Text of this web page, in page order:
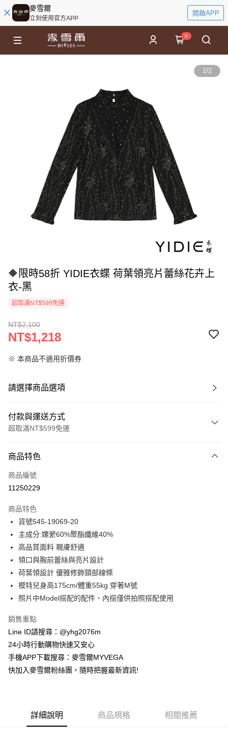
麥雪爾
立刻使用官方APP
開啟APP
0
1/2
🔶限時58折 YIDIE衣蝶 荷葉領亮片蕾絲花卉上
衣-黑
超取滿NT$599免運
NT$2,100
NT$1,218
※ 本商品不適用折價券
請選擇商品選項
付款與運送方式
超取滿NT$599免運
信用卡一次付款
信用卡分期付款
合作金庫商業銀行
華南商業銀行
上海商業儲蓄銀行
國泰世華商業銀行
臺灣中小企業銀行
匯豐（台灣）商業銀行
聯邦商業銀行
元大商業銀行
永豐商業銀行
玉山商業銀行
星展（台灣）商業銀行
台灣樂天信用卡公司
超商取貨付款
LINE Pay
Apple Pay
街口支付
貨到付款
運送方式
全家取貨付款
每筆NT$100，滿NT$599(含以上)免運費
商品特色
商品編號
11250229
商品特色
貨號545-19069-20
主成分:嫘縈60%聚酯纖維40%
高品質面料 親膚舒適
領口與胸前蕾絲與亮片設計
荷葉領設計 優雅修飾頸部線條
模特兒身高175cm/體重55kg 穿著M號
照片中Model搭配的配件、內搭僅供拍照搭配使用
銷售重點
Line ID請搜尋：@yhg2076m
24小時行動購物快速又安心
手機APP下載搜尋：麥雪爾MYVEGA
快加入麥雪爾粉絲團，隨時把握最新資訊!
詳細說明 商品規格 相關推薦